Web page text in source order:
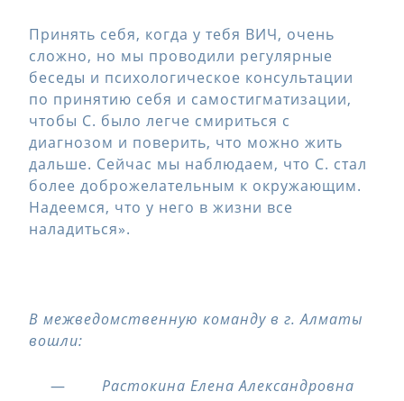
Принять себя, когда у тебя ВИЧ, очень
сложно, но мы проводили регулярные
беседы и психологическое консультации
по принятию себя и самостигматизации,
чтобы С. было легче смириться с
диагнозом и поверить, что можно жить
дальше. Сейчас мы наблюдаем, что С. стал
более доброжелательным к окружающим.
Надеемся, что у него в жизни все
наладиться».
В межведомственную команду в г. Алматы
вошли:
— Растокина Елена Александровна